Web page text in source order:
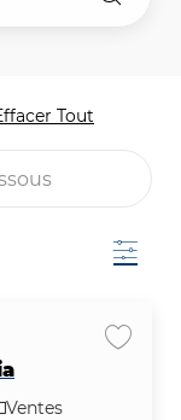
Tout
Filtre
Ventes